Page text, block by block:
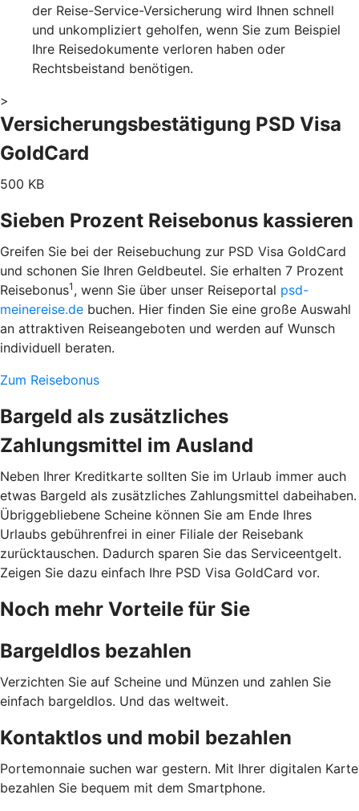
der Reise-Service-Versicherung wird Ihnen schnell
und unkompliziert geholfen, wenn Sie zum Beispiel
Ihre Reisedokumente verloren haben oder
Rechtsbeistand benötigen.
>
Versicherungsbestätigung PSD Visa
GoldCard
500 KB
Sieben Prozent Reisebonus kassieren
Greifen Sie bei der Reisebuchung zur PSD Visa GoldCard
und schonen Sie Ihren Geldbeutel. Sie erhalten 7 Prozent
Reisebonus1 , wenn Sie über unser Reiseportal psd-
meinereise.de buchen. Hier finden Sie eine große Auswahl
an attraktiven Reiseangeboten und werden auf Wunsch
individuell beraten.
Zum Reisebonus
Bargeld als zusätzliches
Zahlungsmittel im Ausland
Neben Ihrer Kreditkarte sollten Sie im Urlaub immer auch
etwas Bargeld als zusätzliches Zahlungsmittel dabeihaben.
Übriggebliebene Scheine können Sie am Ende Ihres
Urlaubs gebührenfrei in einer Filiale der Reisebank
zurücktauschen. Dadurch sparen Sie das Serviceentgelt.
Zeigen Sie dazu einfach Ihre PSD Visa GoldCard vor.
Noch mehr Vorteile für Sie
Bargeldlos bezahlen
Verzichten Sie auf Scheine und Münzen und zahlen Sie
einfach bargeldlos. Und das weltweit.
Kontaktlos und mobil bezahlen
Portemonnaie suchen war gestern. Mit Ihrer digitalen Karte
bezahlen Sie bequem mit dem Smartphone.